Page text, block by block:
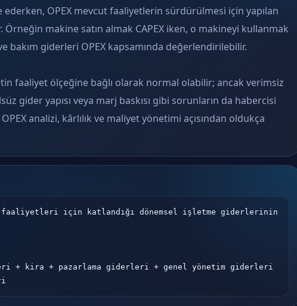
ederken, OPEX mevcut faaliyetlerin sürdürülmesi için yapılan
Örneğin makine satın almak CAPEX iken, o makineyi kullanmak
bakım giderleri OPEX kapsamında değerlendirilebilir.
faaliyet ölçeğine bağlı olarak normal olabilir; ancak verimsiz
gider yapısı veya marj baskısı gibi sorunların da habercisi
analizi, kârlılık ve maliyet yönetimi açısından oldukça
faaliyetleri için katlandığı dönemsel işletme giderlerinin
+ kira + pazarlama giderleri + genel yönetim giderleri